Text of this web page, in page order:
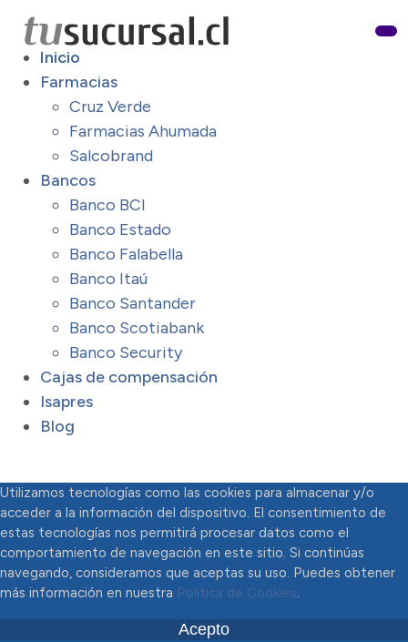
Inicio
Farmacias
Cruz Verde
Farmacias Ahumada
Salcobrand
Bancos
Banco BCI
Banco Estado
Banco Falabella
Banco Itaú
Banco Santander
Banco Scotiabank
Banco Security
Cajas de compensación
Isapres
Blog
Utilizamos tecnologías como las cookies para almacenar y/o
acceder a la información del dispositivo. El consentimiento de
estas tecnologías nos permitirá procesar datos como el
comportamiento de navegación en este sitio. Si continúas
navegando, consideramos que aceptas su uso. Puedes obtener
más información en nuestra Política de Cookies
Acepto